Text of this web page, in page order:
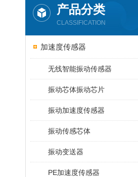
产品分类
CLASSIFICATION
加速度传感器
无线智能振动传感器
振动芯体振动芯片
振动加速度传感器
振动传感芯体
振动变送器
PE加速度传感器